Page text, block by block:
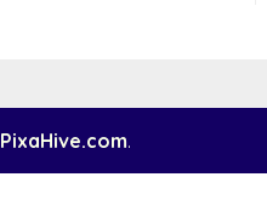
PixaHive.com.